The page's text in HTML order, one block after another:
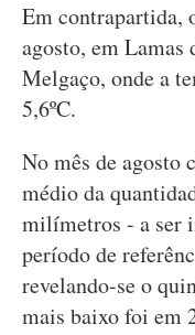
Em contrapartida,
agosto, em Lamas
Melgaço, onde a
5,6ºC.
No mês de agosto
médio da
milímetros - a ser
período de
revelando-se o
mais baixo foi em